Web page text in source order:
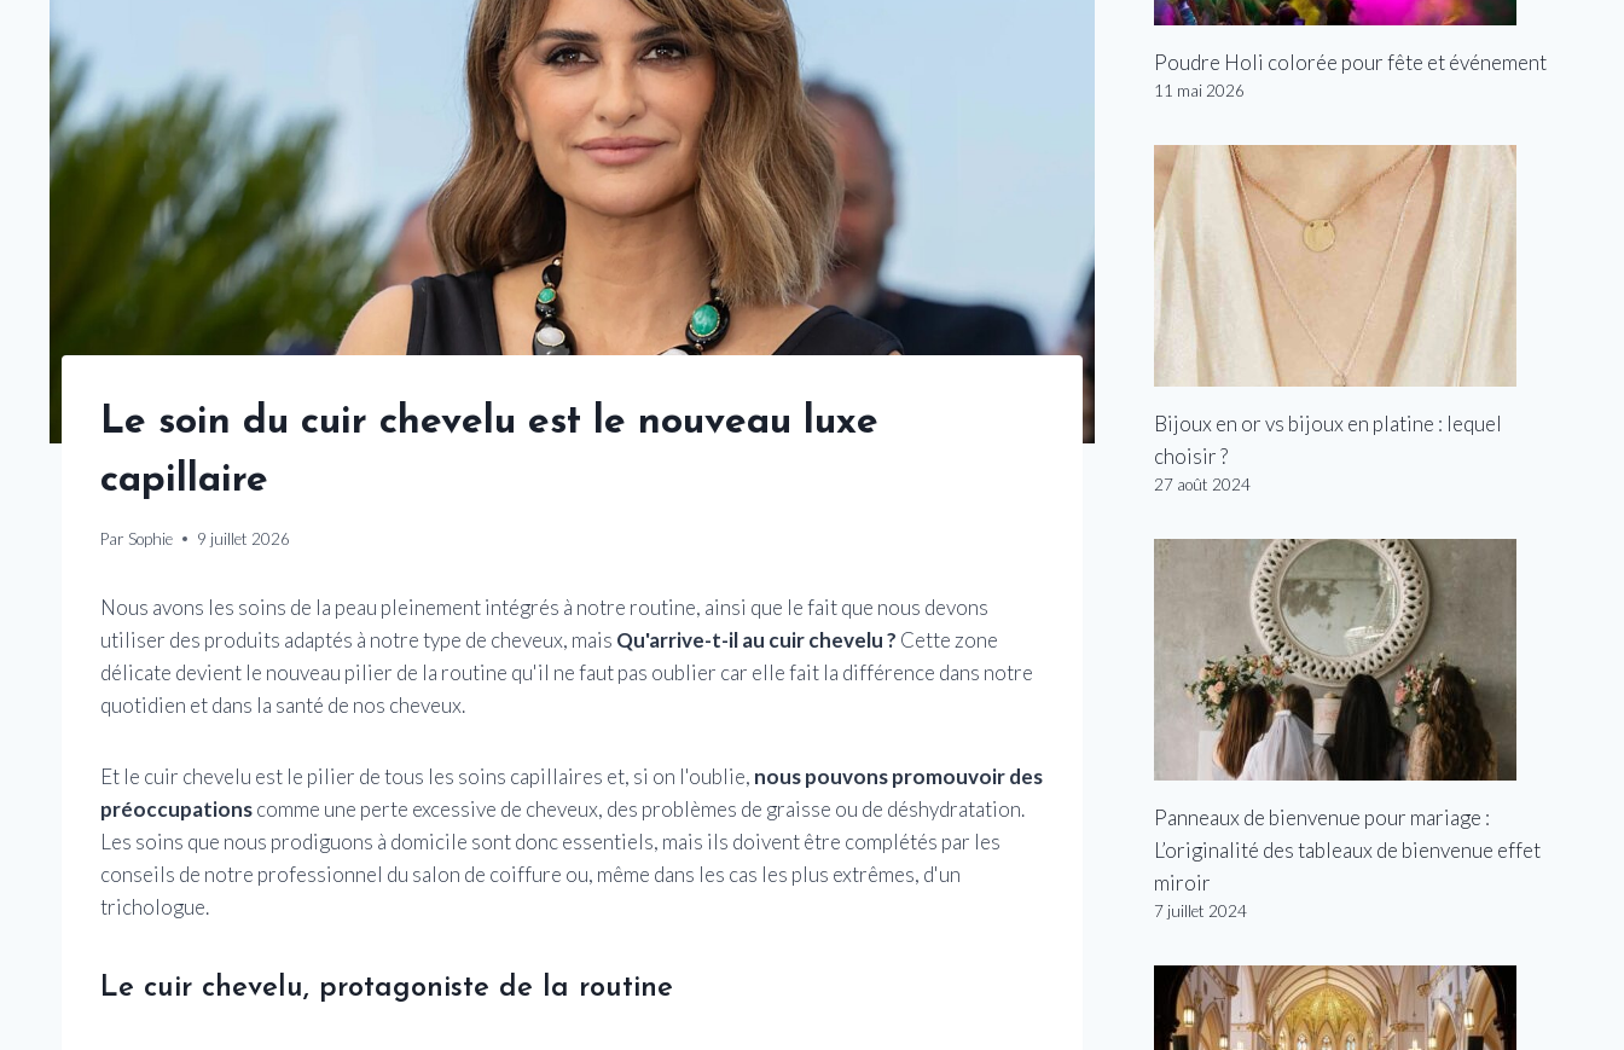
Le soin du cuir chevelu est le nouveau luxe
capillaire
Par Sophie 9 juillet 2026
Nous avons les soins de la peau pleinement intégrés à notre routine, ainsi que le fait que nous devons
utiliser des produits adaptés à notre type de cheveux, mais Qu'arrive-t-il au cuir chevelu ? Cette zone
délicate devient le nouveau pilier de la routine qu'il ne faut pas oublier car elle fait la différence dans notre
quotidien et dans la santé de nos cheveux.
Et le cuir chevelu est le pilier de tous les soins capillaires et, si on l'oublie, nous pouvons promouvoir des
préoccupationscomme une perte excessive de cheveux, des problèmes de graisse ou de déshydratation.
Les soins que nous prodiguons à domicile sont donc essentiels, mais ils doivent être complétés par les
conseils de notre professionnel du salon de coiffure ou, même dans les cas les plus extrêmes, d'un
trichologue.
Le cuir chevelu, protagoniste de la routine
Poudre Holi colorée pour fête et événement
11 mai 2026
Bijoux en or vs bijoux en platine : lequel
choisir ?
27 août 2024
Panneaux de bienvenue pour mariage :
L’originalité des tableaux de bienvenue effet
miroir
7 juillet 2024